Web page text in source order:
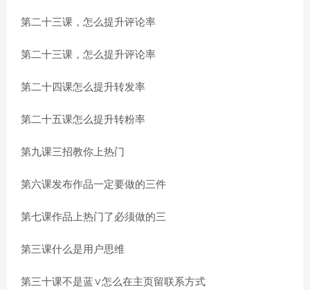
第二十三课，怎么提升评论率
第二十三课，怎么提升评论率
第二十四课怎么提升转发率
第二十五课怎么提升转粉率
第九课三招教你上热门
第六课发布作品一定要做的三件
第七课作品上热门了必须做的三
第三课什么是用户思维
第三十课不是蓝∨怎么在主页留联系方式